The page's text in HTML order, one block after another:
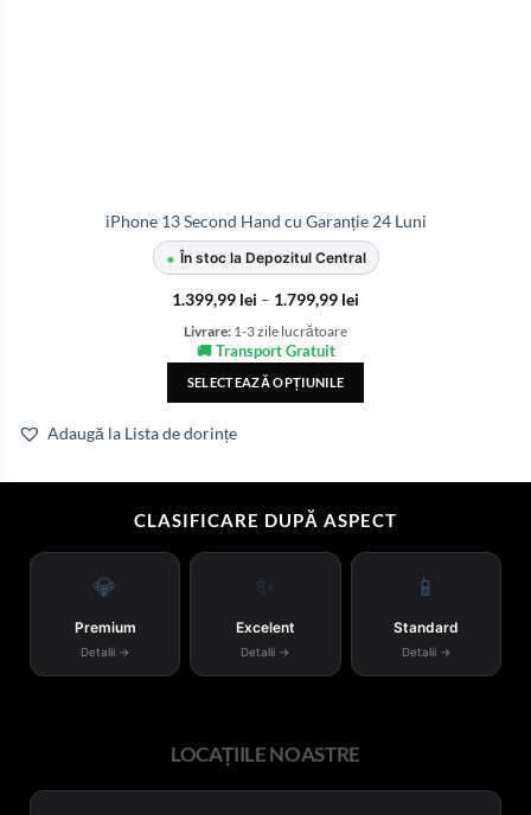
iPhone 13 Second Hand cu Garanție 24 Luni
• În stoc la Depozitul Central
1.399,99 lei – 1.799,99 lei
Livrare: 1-3 zile lucrătoare
🚚 Transport Gratuit
SELECTEAZĂ OPȚIUNILE
Adaugă la Lista de dorințe
CLASIFICARE DUPĂ ASPECT
💎
Premium
Detalii →
✨
Excelent
Detalii →
📱
Standard
Detalii →
LOCAȚIILE NOASTRE